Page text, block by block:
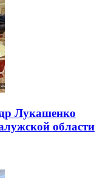
Лукашенко
области